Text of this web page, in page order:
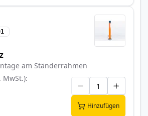
am Ständerrahmen
MwSt.)
Hinzufügen